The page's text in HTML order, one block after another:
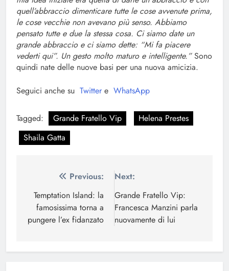
quell’abbraccio dimenticare tutte le cose avvenute prima,
le cose vecchie non avevano più senso. Abbiamo
pensato tutte e due la stessa cosa. Ci siamo date un
grande abbraccio e ci siamo dette: “Mi fa piacere
vederti qui”. Un gesto molto maturo e intelligente.”Sono
quindi nate delle nuove basi per una nuova amicizia.
Seguici anche su Twitter e WhatsApp
Tagged: Grande Fratello Vip
Helena Prestes
Shaila Gatta
Navigazione
articoli
Previous:
Temptation Island: la
famosissima torna a
pungere l’ex fidanzato
Next:
Grande Fratello Vip:
Francesca Manzini parla
nuovamente di lui